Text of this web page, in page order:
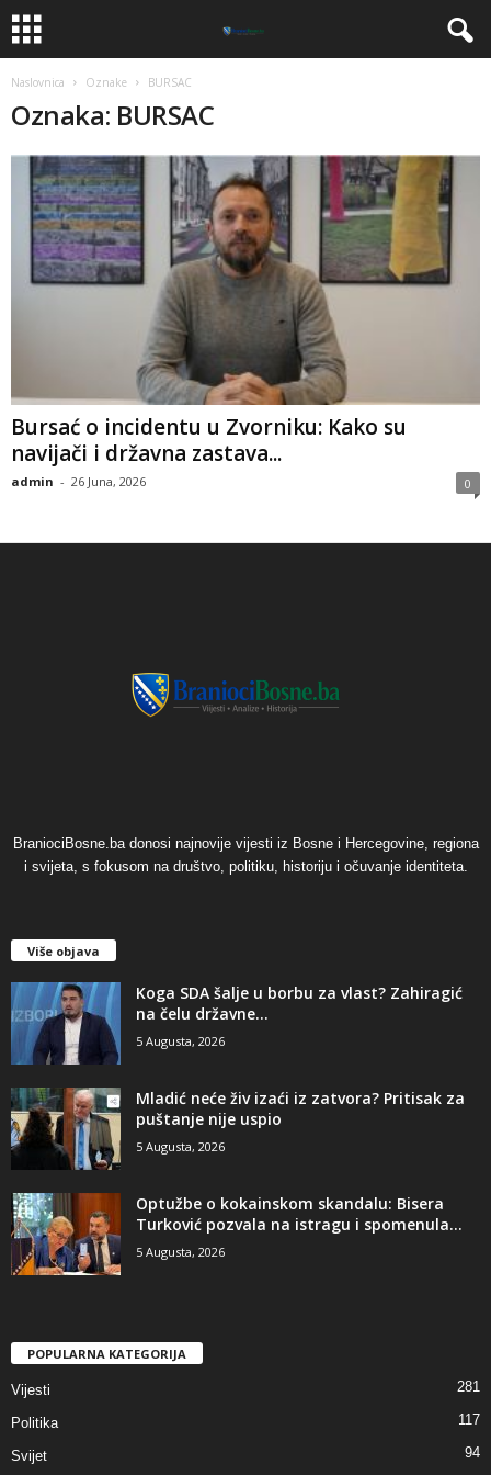
Naslovnica Oznake BURSAC
Oznaka: BURSAC
​Bursać o incidentu u Zvorniku: Kako su
navijači i državna zastava...
admin - 26 Juna, 2026 0
BraniociBosne.ba donosi najnovije vijesti iz Bosne i Hercegovine, regiona
i svijeta, s fokusom na društvo, politiku, historiju i očuvanje identiteta.
Više objava
​Koga SDA šalje u borbu za vlast? Zahiragić
na čelu državne...
5 Augusta, 2026
​Mladić neće živ izaći iz zatvora? Pritisak za
puštanje nije uspio
5 Augusta, 2026
​Optužbe o kokainskom skandalu: Bisera
Turković pozvala na istragu i spomenula...
5 Augusta, 2026
POPULARNA KATEGORIJA
Vijesti 281
Politika 117
Svijet 94